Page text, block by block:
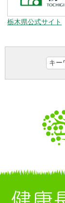
栃木県公式サイト